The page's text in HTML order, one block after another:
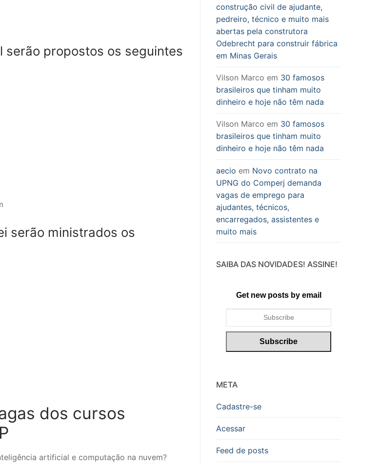
serão propostos os seguintes
serão ministrados os
dos cursos
artificial e computação na nuvem?
construção civil de ajudante,
pedreiro, técnico e muito mais
abertas pela construtora
Odebrecht para construir fábrica
em Minas Gerais
Vilson Marco em 30 famosos
brasileiros que tinham muito
dinheiro e hoje não têm nada
Vilson Marco em 30 famosos
brasileiros que tinham muito
dinheiro e hoje não têm nada
aecio em Novo contrato na
UPNG do Comperj demanda
vagas de emprego para
ajudantes, técnicos,
encarregados, assistentes e
muito mais
SAIBA DAS NOVIDADES! ASSINE!
Get new posts by email
META
Cadastre-se
Acessar
Feed de posts